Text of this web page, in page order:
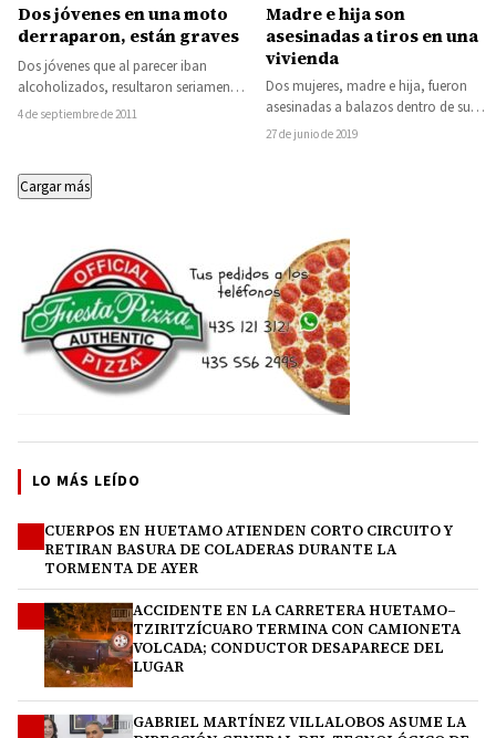
Dos jóvenes en una moto
derraparon, están graves
Dos jóvenes que al parecer iban
alcoholizados, resultaron seriamente
lesionados al accidentarse en una
4 de septiembre de 2011
Madre e hija son
asesinadas a tiros en una
vivienda
Dos mujeres, madre e hija, fueron
asesinadas a balazos dentro de su
propio domicilio ubicado en el
27 de junio de 2019
Cargar más
LO MÁS LEÍDO
CUERPOS EN HUETAMO ATIENDEN CORTO CIRCUITO Y
RETIRAN BASURA DE COLADERAS DURANTE LA
TORMENTA DE AYER
ACCIDENTE EN LA CARRETERA HUETAMO–
TZIRITZÍCUARO TERMINA CON CAMIONETA
VOLCADA; CONDUCTOR DESAPARECE DEL
LUGAR
GABRIEL MARTÍNEZ VILLALOBOS ASUME LA